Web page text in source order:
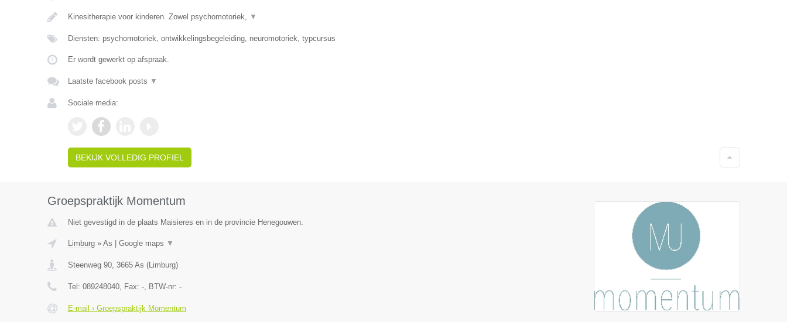
Kinesitherapie voor kinderen. Zowel psychomotoriek, ▼
Diensten: psychomotoriek, ontwikkelingsbegeleiding, neuromotoriek, typcursus
Er wordt gewerkt op afspraak.
Laatste facebook posts ▼
Sociale media:
BEKIJK VOLLEDIG PROFIEL
Groepspraktijk Momentum
Niet gevestigd in de plaats Maisieres en in de provincie Henegouwen.
Limburg» As Google maps ▼
Steenweg 90, 3665 As (Limburg)
Tel: 089248040, Fax: -, BTW-nr: -
E-mail › Groepspraktijk Momentum